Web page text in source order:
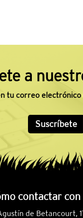
a
tu correo
Suscríbete
contactar
de Betancourt,